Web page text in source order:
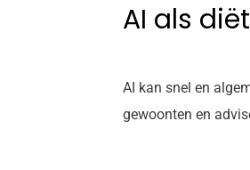
AI als
AI kan snel en
gewoonten en